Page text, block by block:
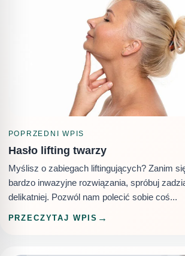
POPRZEDNI WPIS
Hasło lifting twarzy
Myślisz o zabiegach liftingujących? Zanim
bardzo inwazyjne rozwiązania, spróbuj
delikatniej. Pozwól nam polecić sobie coś...
PRZECZYTAJ WPIS